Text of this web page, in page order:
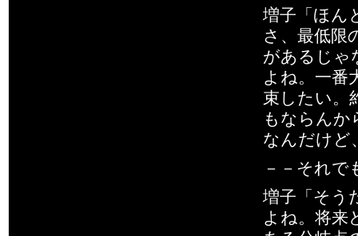
増子「ほん
さ、最低限
があるじゃ
よね。一番
束したい。
もならんか
なんだけど
－－それで
増子「そう
よね。将来